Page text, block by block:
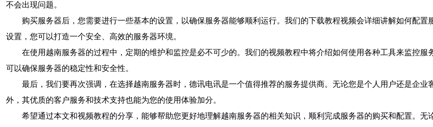
不会出现问题。
购买服务器后，您需要进行一些基本的设置，以确保服务器能够顺利运行。我们的下载教程视频会详细讲解如何配
设置，您可以打造一个安全、高效的服务器环境。
在使用越南服务器的过程中，定期的维护和监控是必不可少的。我们的视频教程中将介绍如何使用各种工具来监控
可以确保服务器的稳定性和安全性。
最后，我们要再次强调，在选择越南服务器时，德讯电讯是一个值得推荐的服务提供商。无论您是个人用户还是企
外，其优质的客户服务和技术支持也能为您的使用体验加分。
希望通过本文和视频教程的分享，能够帮助您更好地理解越南服务器的相关知识，顺利完成服务器的购买和配置。